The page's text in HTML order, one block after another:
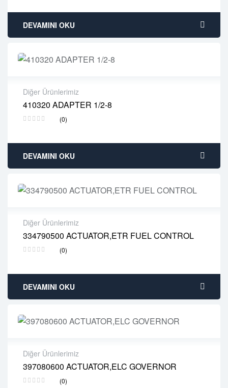
DEVAMINI OKU
Diğer Ürünlerimiz
410320 ADAPTER 1/2-8
(0)
2 years warranty
Delivery time: 1-2 business days
DEVAMINI OKU
Diğer Ürünlerimiz
334790500 ACTUATOR,ETR FUEL CONTROL
(0)
2 years warranty
Delivery time: 1-2 business days
DEVAMINI OKU
Diğer Ürünlerimiz
397080600 ACTUATOR,ELC GOVERNOR
(0)
2 years warranty
Delivery time: 1-2 business days